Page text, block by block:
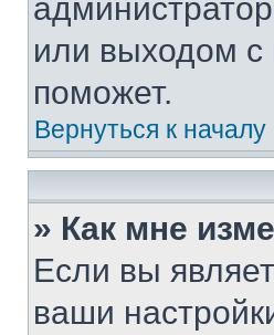
или выходом с
поможет.
Вернуться к началу
» Как мне
Если вы
ваши